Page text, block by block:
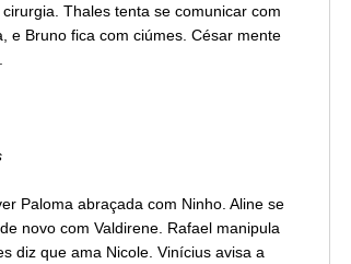
Thales tenta se comunicar com
e Bruno fica com ciúmes. César mente
Paloma abraçada com Ninho. Aline se
novo com Valdirene. Rafael manipula
diz que ama Nicole. Vinícius avisa a